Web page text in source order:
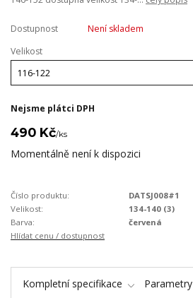
Dostupnost
Není skladem
Velikost
Nejsme plátci DPH
490 Kč/ks
Momentálně není k dispozici
Číslo produktu:
DATSJ008#1
Velikost:
134-140 (3)
Barva:
červená
Hlídat cenu / dostupnost
Kompletní specifikace Parametry